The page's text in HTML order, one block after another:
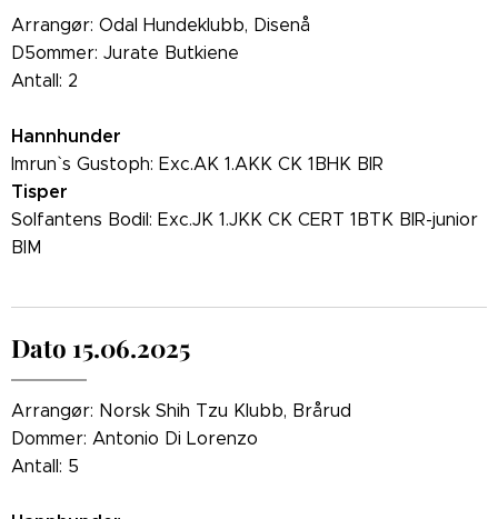
Arrangør: Odal Hundeklubb, Disenå
D5ommer: Jurate Butkiene
Antall: 2
Hannhunder
Imrun` s Gustoph: Exc.AK 1.AKK CK 1BHK BIR
Tisper
Solfantens Bodil: Exc.JK 1.JKK CK CERT 1BTK BIR-junior
BIM
Dato 15.06.2025
Arrangør: Norsk Shih Tzu Klubb, Brårud
Dommer: Antonio Di Lorenzo
Antall: 5